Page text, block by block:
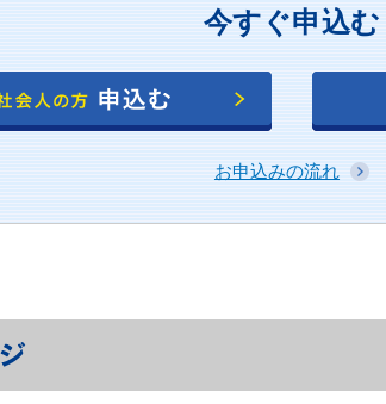
今すぐ申込む
お申込みの流れ